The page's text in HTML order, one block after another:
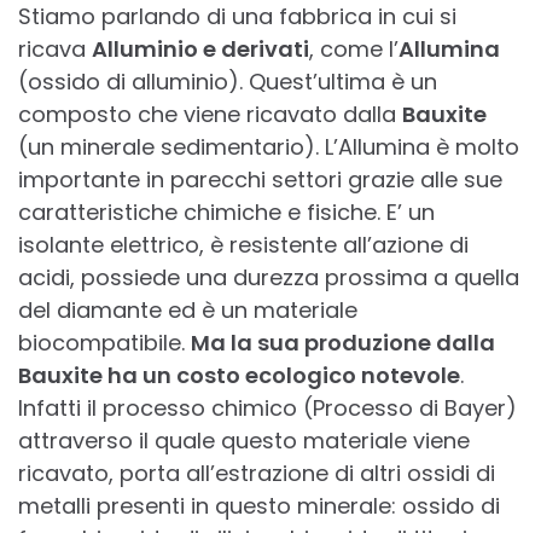
Stiamo parlando di una fabbrica in cui si
ricava Alluminio e derivati, come l’Allumina
(ossido di alluminio). Quest’ultima è un
composto che viene ricavato dalla Bauxite
(un minerale sedimentario). L’Allumina è molto
importante in parecchi settori grazie alle sue
caratteristiche chimiche e fisiche. E’ un
isolante elettrico, è resistente all’azione di
acidi, possiede una durezza prossima a quella
del diamante ed è un materiale
biocompatibile. Ma la sua produzione dalla
Bauxite ha un costo ecologico notevole.
Infatti il processo chimico (Processo di Bayer)
attraverso il quale questo materiale viene
ricavato, porta all’estrazione di altri ossidi di
metalli presenti in questo minerale: ossido di